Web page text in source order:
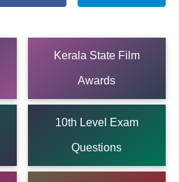
Kerala State Film
Awards
10th Level Exam
Questions